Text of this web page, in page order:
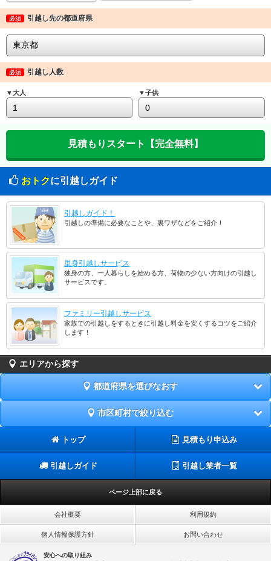
必須 引越し先の都道府県
必須 引越し人数
▼大人 ▼子供
おトクに引越しガイド
引越しガイド！
引越しの準備に必要なことや、裏ワザなどをご紹介！
単身引越しサービス
独身の方、一人暮らしを始める方、荷物の少ない方向けの引越し
サービスです。
ファミリー引越しサービス
家族での引越しをするときに引越し料金を安くするコツをご紹介
します！
エリアから探す
都道府県を選びなおす
市区町村で絞り込む
トップ 見積もり申込み
引越しガイド 引越し業者一覧
ページ上部に戻る
会社概要 利用規約
個人情報保護方針 お問い合わせ
安心への取り組み